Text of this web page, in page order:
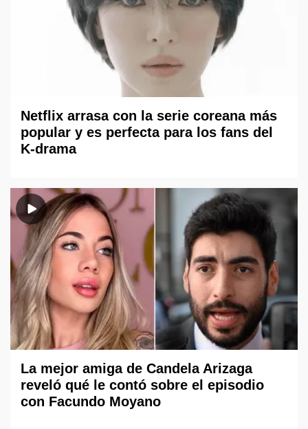
Netflix arrasa con la serie coreana más
popular y es perfecta para los fans del
K-drama
La mejor amiga de Candela Arizaga
reveló qué le contó sobre el episodio
con Facundo Moyano